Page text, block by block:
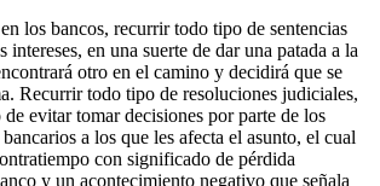
los bancos, recurrir todo tipo de sentencias
intereses, en una suerte de dar una patada a la
otro en el camino y decidirá que se
Recurrir todo tipo de resoluciones judiciales,
evitar tomar decisiones por parte de los
a los que les afecta el asunto, el cual
con significado de pérdida
y un acontecimiento negativo que señala